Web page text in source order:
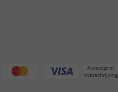
Acceptgiro/
overschrijving